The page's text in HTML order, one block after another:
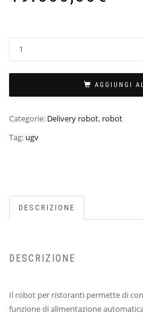
AGGIUNGI
Categorie: Delivery robot, robot
Tag: ugv
DESCRIZIONE
DESCRIZIONE
Il robot per ristoranti permette di
funzione di alimentazione